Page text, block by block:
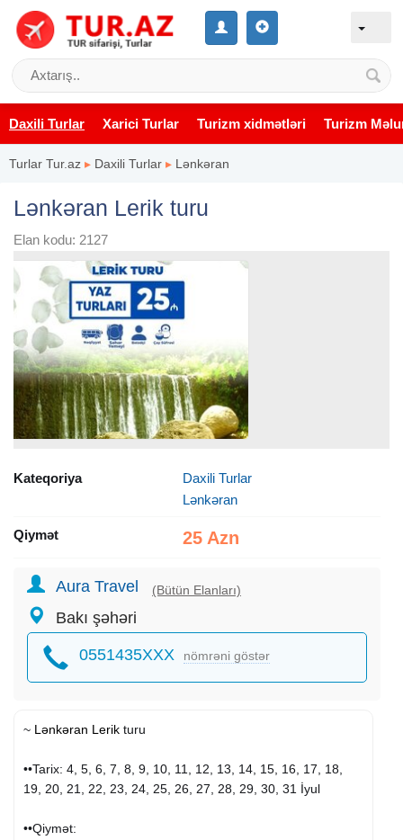
Daxili Turlar Xarici Turlar Turizm xidmətləri Turizm
Turlar Tur.az ▸ Daxili Turlar ▸ Lənkəran
Lənkəran Lerik turu
Elan kodu: 2127
Kateqoriya
Daxili Turlar
Lənkəran
Qiymət 25 Azn
Aura Travel (Bütün Elanları)
Bakı şəhəri
0551435XXX nömrəni göstər
~ Lənkəran Lerik turu
••Tarix: 4, 5, 6, 7, 8, 9, 10, 11, 12, 13, 14, 15, 16, 17, 18,
19, 20, 21, 22, 23, 24, 25, 26, 27, 28, 29, 30, 31 İyul
••Qiymət: